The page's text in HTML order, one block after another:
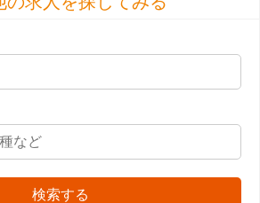
検索する